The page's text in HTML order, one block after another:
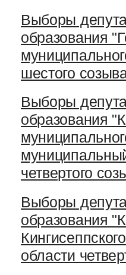
Выборы
образования
шестого
Выборы
образования
четвертого
Выборы
образования
области